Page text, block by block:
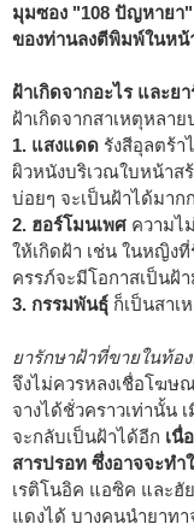
มุมซอง "108 ปัญหายา
ของท่านลงตีพิมพ์ในหน้
ฝ้าเกิดจากอะไร และย
ฝ้าเกิดจากสาเหตุหลาย
1. แสงแดด รังสีอุลตร้า
ผิวหนังบริเวณใบหน้าส
บ่อยๆ จะเป็นฝ้าได้มาก
2. ฮอร์โมนเพศ ความไ
ให้เกิดฝ้า เช่น ในหญิง
ครรภ์จะมีโอกาสเป็นฝ้
3. กรรมพันธุ์ ก็เป็นสาเ
ยารักษาฝ้าที่ขายในท้อ
จึงไม่ควรหลงเชื่อโฆษ
จางได้ชั่วคราวเท่านั้น
จะกลับเป็นฝ้าได้อีก เนื่
สารปรอท ซึ่งอาจจะทำ
เรติโนอิค แอซิค และฮั
แดงได้ บางคนนำยาท